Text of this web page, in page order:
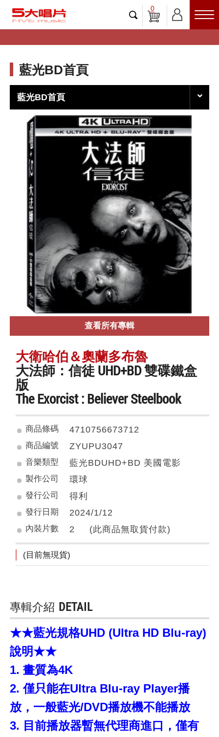
0
藍光BD首頁
藍光BD首頁
查看所有專輯
大衛哈伯＆奧蘭多布魯
大法師：信徒 UHD+BD 雙碟鐵盒
版
The Exorcist : Believer Steelbook
商品條碼 4710756673712
商品編號 ZYUPU3047
音樂類型 藍光BDUHD+BD 美國電影
製作公司 環球
發行公司 得利
發行日期 2024/1/12
內裝片數 2 (此商品無取貨付款)
(目前無現貨)
專輯介紹 DETAIL
★★藍光規格UHD (Ultra HD Blu-ray)
說明★★
1. 畫質為4K
2. 僅只能在Ultra Blu-ray Player播
放，一般藍光/DVD播放機不能播放
3. 目前播放器暫無代理商進口，僅有